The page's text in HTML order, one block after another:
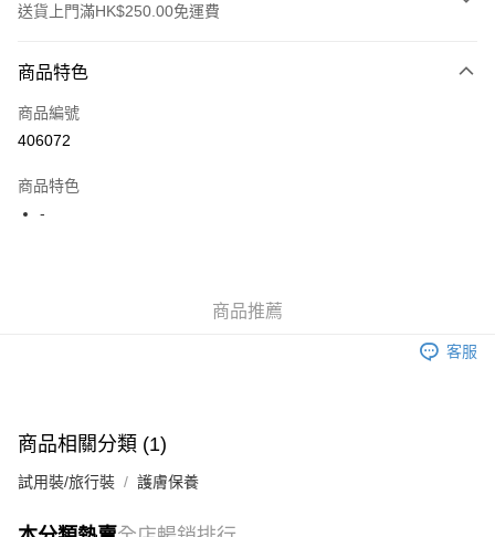
送貨上門滿HK$250.00免運費
信用卡
Apple Pay
JD京東物流，訂單確認發貨後2-4個工作天送達
商品特色
商品編號
406072
商品特色
-
商品推薦
客服
商品相關分類 (1)
試用裝/旅行裝 護膚保養